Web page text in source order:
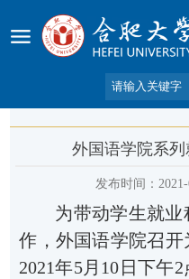
外国语学院系
发布时间：2021-
为带动学生就业
作 ，外国语学院召开
2021年5月10日下午